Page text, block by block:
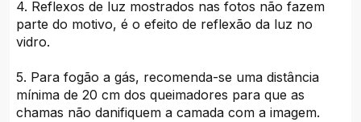
4. Reflexos de luz mostrados nas fotos não fazem
parte do motivo, é o efeito de reflexão da luz no
vidro.
5. Para fogão a gás, recomenda-se uma distância
mínima de 20 cm dos queimadores para que as
chamas não danifiquem a camada com a imagem.